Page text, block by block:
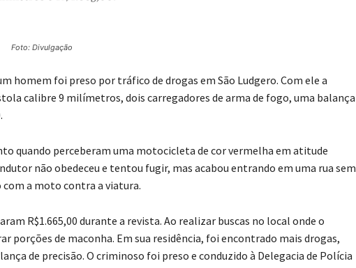
Foto: Divulgação
homem foi preso por tráfico de drogas em São Ludgero. Com ele a
calibre 9 milímetros, dois carregadores de arma de fogo, uma balança
quando perceberam uma motocicleta de cor vermelha em atitude
não obedeceu e tentou fugir, mas acabou entrando em uma rua sem
a moto contra a viatura.
R$1.665,00 durante a revista. Ao realizar buscas no local onde o
de maconha. Em sua residência, foi encontrado mais drogas,
de precisão. O criminoso foi preso e conduzido à Delegacia de Polícia